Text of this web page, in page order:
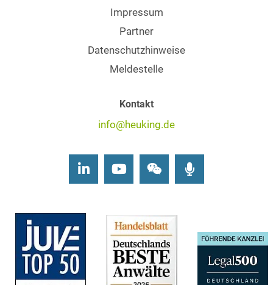
Impressum
Partner
Datenschutzhinweise
Meldestelle
Kontakt
info@heuking.de
LinkedInYoutubeWechat